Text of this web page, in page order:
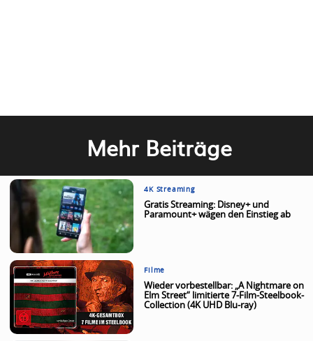
Mehr Beiträge
4K Streaming
Gratis Streaming: Disney+ und
Paramount+ wägen den Einstieg ab
Filme
Wieder vorbestellbar: „A Nightmare on
Elm Street“ limitierte 7-Film-Steelbook-
Collection (4K UHD Blu-ray)